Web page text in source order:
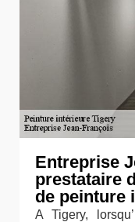
Entreprise
prestataire
de peinture
A Tigery,